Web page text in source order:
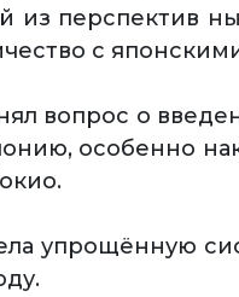
из перспектив
с
вопрос о
особенно
упрощённую